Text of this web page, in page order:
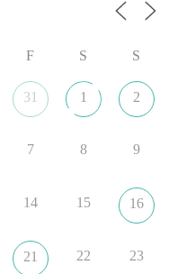
ersetzt keine verlässliche
F S S
31 1 2
7 8 9
14 15 16
21 22 23